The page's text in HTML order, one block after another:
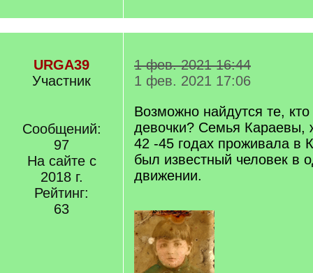
URGA39
Участник
Сообщений:
97
На сайте с
2018 г.
Рейтинг:
63
1 фев. 2021 16:44
1 фев. 2021 17:06
Возможно найдутся те,
девочки? Семья Караевы,
42 -45 годах проживала в
был известный человек в
движении.